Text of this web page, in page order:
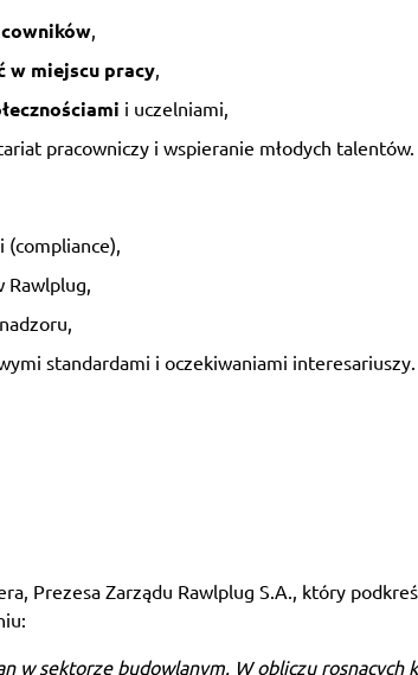
w miejscu pracy
i uczelniami,
pracowniczy i wspieranie młodych talentów.
(compliance),
standardami i oczekiwaniami interesariuszy.
Prezesa Zarządu Rawlplug S.A., który
w sektorze budowlanym. W obliczu rosnących